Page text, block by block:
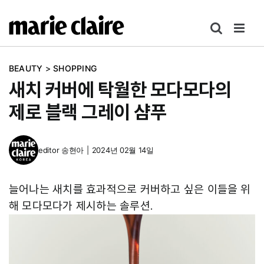
텐
기
BEAUTY > SHOPPING
새치 커버에 탁월한 모다모다의
제로 블랙 그레이 샴푸
editor 송현아 2024년 02월 14일
늘어나는 새치를 효과적으로 커버하고 싶은 이들을 위
해 모다모다가 제시하는 솔루션.